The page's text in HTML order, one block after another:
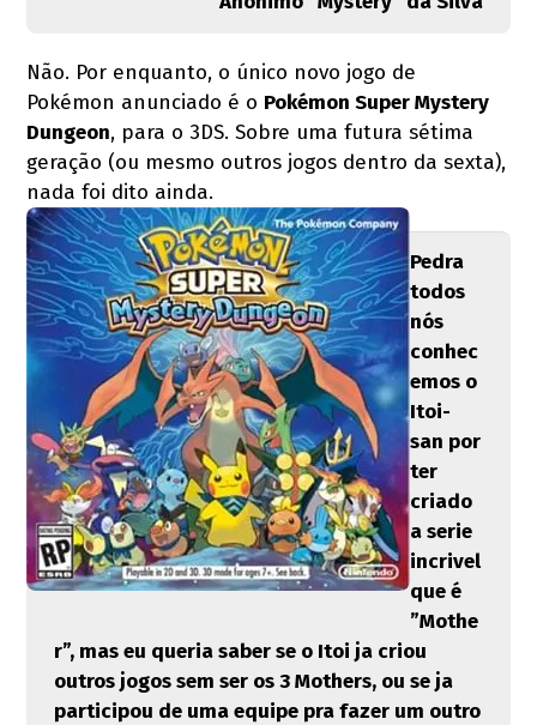
Não. Por enquanto, o único novo jogo de
Pokémon anunciado é o Pokémon Super Mystery
Dungeon, para o 3DS. Sobre uma futura sétima
geração (ou mesmo outros jogos dentro da sexta),
nada foi dito ainda.
Pedra
todos
nós
conhec
emos o
Itoi-
san por
ter
criado
a serie
incrivel
que é
”Mothe
r”, mas eu queria saber se o Itoi ja criou
outros jogos sem ser os 3 Mothers, ou se ja
participou de uma equipe pra fazer um outro